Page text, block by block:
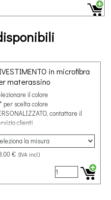
in microfibra
materassino
il colore
per scelta colore
contattare il
clienti
€ (IVA incl.)